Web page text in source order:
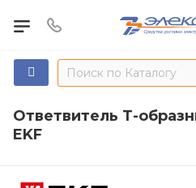
Ответвитель Т-
EKF